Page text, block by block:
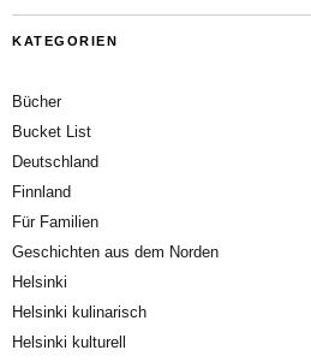
KATEGORIEN
Bücher
Bucket List
Deutschland
Finnland
Für Familien
Geschichten aus dem Norden
Helsinki
Helsinki kulinarisch
Helsinki kulturell